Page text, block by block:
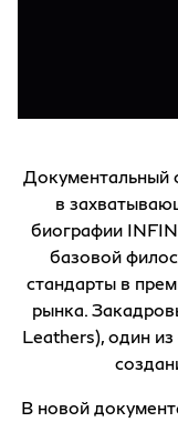
Документальный
в
биографии
базовой
стандарты в
рынка.
Leathers), один
В новой